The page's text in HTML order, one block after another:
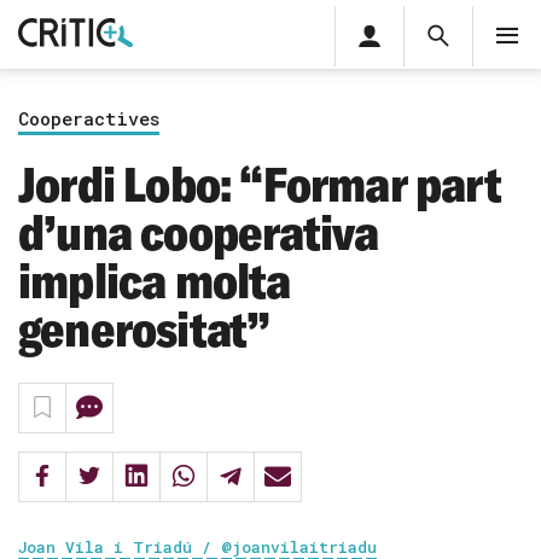
Cerca
privada
Inicia sessió
Cooperactives
Jordi Lobo: “Formar part
d’una cooperativa
implica molta
generositat”
Joan Vila i Triadú / @joanvilaitriadu